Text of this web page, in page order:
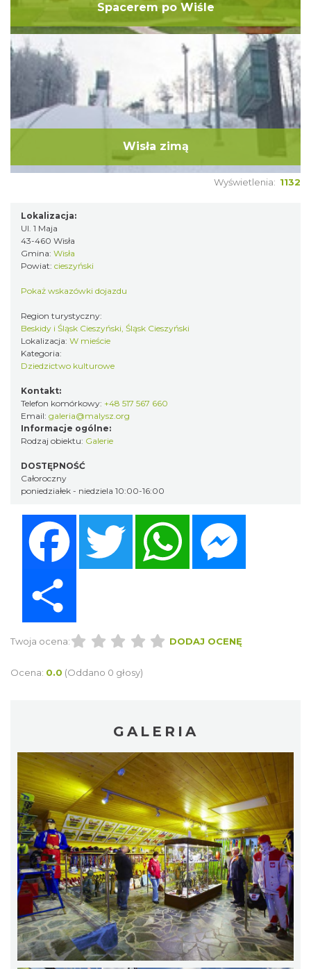
Spacerem po Wiśle
Wisła zimą
Wyświetlenia: 1132
Lokalizacja:
Ul. 1 Maja
43-460 Wisła
Gmina: Wisła
Powiat: cieszyński
Pokaż wskazówki dojazdu
Region turystyczny:
Beskidy i Śląsk Cieszyński, Śląsk Cieszyński
Lokalizacja: W mieście
Kategoria:
Dziedzictwo kulturowe
Kontakt:
Telefon komórkowy: +48 517 567 660
Email: galeria@malysz.org
Informacje ogólne:
Rodzaj obiektu: Galerie
DOSTĘPNOŚĆ
Całoroczny
poniedziałek - niedziela 10:00-16:00
Twitter WhatsApp
Twoja ocena: DODAJ OCENĘ
Ocena: 0.0 (Oddano 0 głosy)
GALERIA